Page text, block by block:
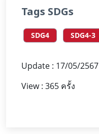
Tags SDGs
SDG4 SDG4-3
Update : 17/05/2567
View : 365 ครั้ง